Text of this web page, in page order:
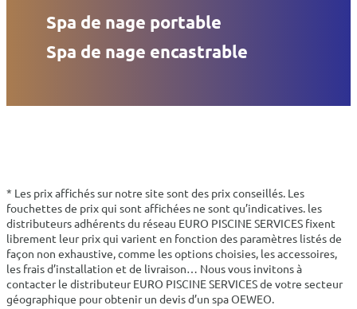
Spa de nage portable
Spa de nage encastrable
* Les prix affichés sur notre site sont des prix conseillés. Les
fouchettes de prix qui sont affichées ne sont qu’indicatives. les
distributeurs adhérents du réseau EURO PISCINE SERVICES fixent
librement leur prix qui varient en fonction des paramètres listés de
façon non exhaustive, comme les options choisies, les accessoires,
les frais d’installation et de livraison… Nous vous invitons à
contacter le distributeur EURO PISCINE SERVICES de votre secteur
géographique pour obtenir un devis d’un spa OEWEO.